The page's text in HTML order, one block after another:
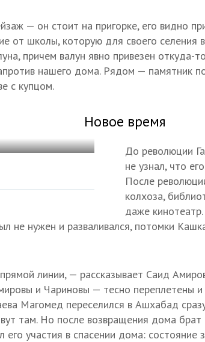
— он стоит на пригорке, его видно
от школы, которую для своего селения
причем валун явно привезен откуда-
нашего дома. Рядом — памятник
с купцом.
Новое время
До революции
не узнал, что
После
колхоза,
даже
не нужен и разваливался, потомки
линии, — рассказывает Саид
и Чариновы — тесно переплетены
Магомед переселился в Ашхабад
там. Но после возвращения дома брат
его участия в спасении дома: состояние